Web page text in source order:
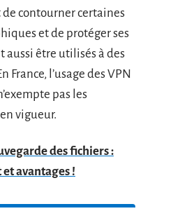
contourner certaines
et de protéger ses
aussi être utilisés à des
France, l’usage des VPN
pas les
vigueur.
des fichiers :
avantages !